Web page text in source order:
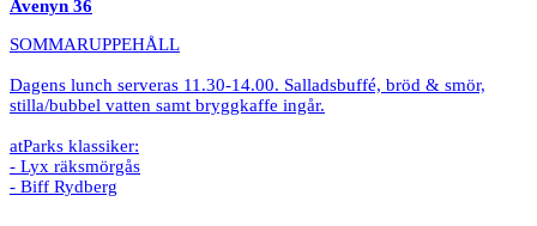
Avenyn 36
SOMMARUPPEHÅLL
Dagens lunch serveras 11.30-14.00. Salladsbuffé, bröd & smör,
stilla/bubbel vatten samt bryggkaffe ingår.
atParks klassiker:
- Lyx räksmörgås
- Biff Rydberg